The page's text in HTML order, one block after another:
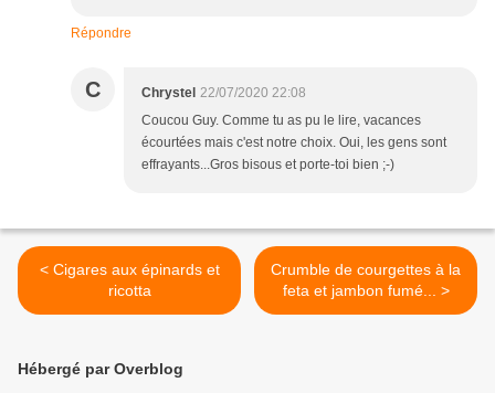
Répondre
C Chrystel 22/07/2020 22:08
Coucou Guy. Comme tu as pu le lire, vacances
écourtées mais c'est notre choix. Oui, les gens sont
effrayants...Gros bisous et porte-toi bien ;-)
< Cigares aux épinards et
ricotta
Crumble de courgettes à la
feta et jambon fumé... >
Hébergé par Overblog